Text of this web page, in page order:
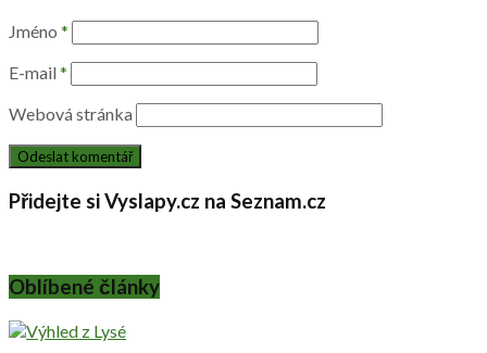
Jméno *
E-mail *
Webová stránka
Přidejte si Vyslapy.cz na Seznam.cz
Oblíbené články